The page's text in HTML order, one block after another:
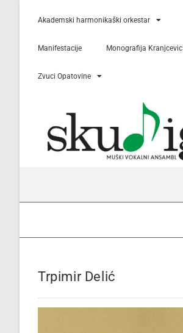
Akademski harmonikaški orkestar
Manifestacije Monografija Kranjcevic
Zvuci Opatovine
Trpimir Delić